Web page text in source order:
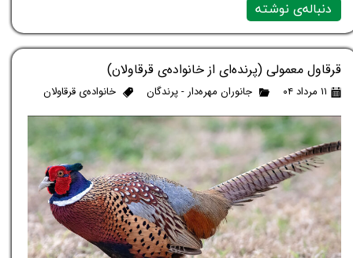
دنباله‌ی نوشته
قرقاول معمولی (پرنده‌ای از خانواده‌ی قرقاولان)
۱۱ مرداد ۰۴ جانوران مهره‌دار - پرندگان خانواده‌ی قرقاولان